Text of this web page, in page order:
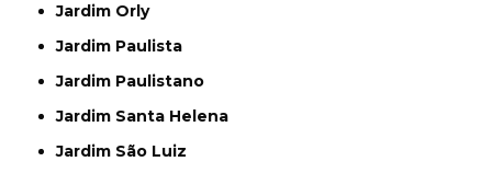
Jardim Orly
Jardim Paulista
Jardim Paulistano
Jardim Santa Helena
Jardim São Luiz